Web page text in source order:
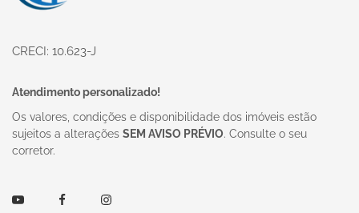
CRECI: 10.623-J
Atendimento personalizado!
Os valores, condições e disponibilidade dos imóveis estão
sujeitos a alterações SEM AVISO PRÉVIO. Consulte o seu
corretor.
Youtube FacebookInstagram